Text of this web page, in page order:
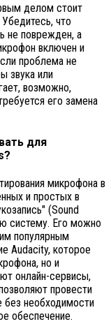
делом стоит
что
не поврежден, а
включен и
проблема не
звука или
возможно,
его замена
для
микрофона в
и простых в
(Sound
систему. Его можно
популярным
Audacity, которое
но и
онлайн-сервисы,
провести
без необходимости
обеспечение.